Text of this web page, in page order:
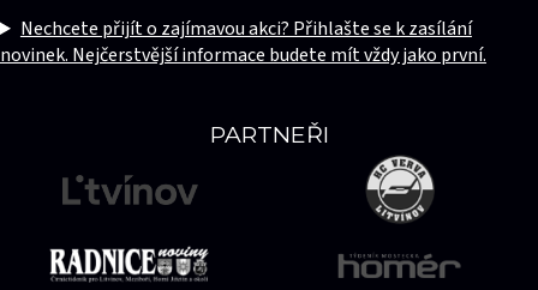
PARTNEŘI
Nechcete přijít o zajímavou akci? Přihlašte se k zasílání
novinek. Nejčerstvější informace budete mít vždy jako první.